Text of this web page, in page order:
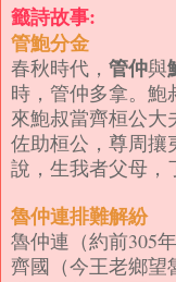
籤詩故事:
管鮑分金
春秋時代， 管仲與
時，管仲多拿。鮑
來鮑叔當齊桓公大
佐助桓公，尊周攘
說，生我者父母，
魯仲連排難解紛
魯仲連（約前305
齊國（今王老鄉望